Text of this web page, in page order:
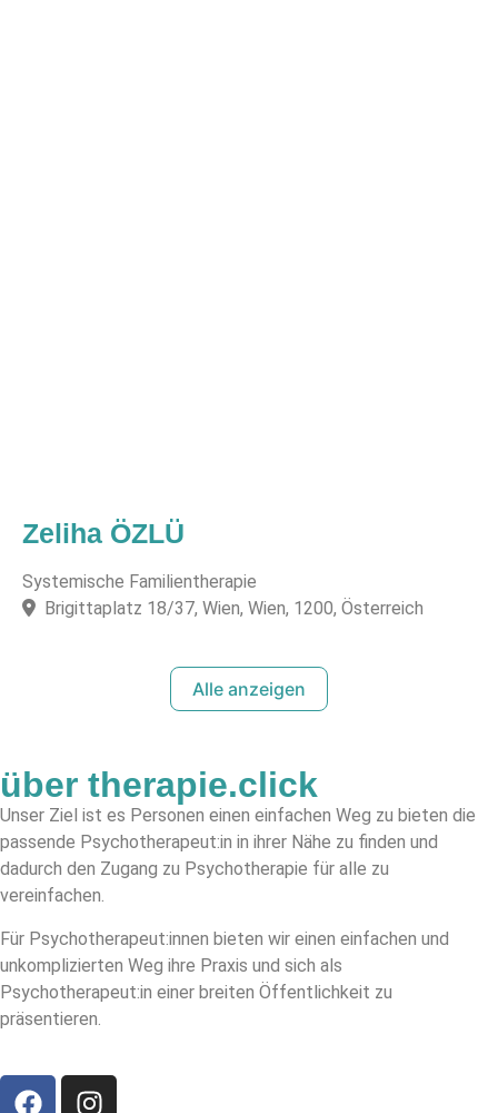
Zeliha ÖZLÜ
Systemische Familientherapie
Brigittaplatz 18/37, Wien, Wien, 1200, Österreich
Alle anzeigen
über therapie.click
Unser Ziel ist es Personen einen einfachen Weg zu bieten die
passende Psychotherapeut:in in ihrer Nähe zu finden und
dadurch den Zugang zu Psychotherapie für alle zu
vereinfachen.
Für Psychotherapeut:innen bieten wir einen einfachen und
unkomplizierten Weg ihre Praxis und sich als
Psychotherapeut:in einer breiten Öffentlichkeit zu
präsentieren.